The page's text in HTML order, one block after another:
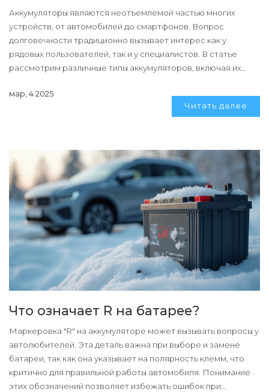
Аккумуляторы являются неотъемлемой частью многих
устройств, от автомобилей до смартфонов. Вопрос
долговечности традиционно вызывает интерес как у
рядовых пользователей, так и у специалистов. В статье
рассмотрим различные типы аккумуляторов, включая их
дольше всего служить и как продлить их срок службы.
мар, 4 2025
Читать далее
Что означает R на батарее?
Маркеровка "R" на аккумуляторе может вызывать вопросы у
автолюбителей. Эта деталь важна при выборе и замене
батареи, так как она указывает на полярность клемм, что
критично для правильной работы автомобиля. Понимание
этих обозначений позволяет избежать ошибок при